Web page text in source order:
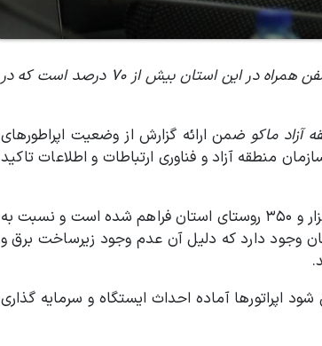
مدیرکل ارتباطات و فناوری اطلاعات آذربایجان‌غربی گفت: ضریب نفوذ تلفن همراه در این استان بیش از ۷۰ درصد است که در
آزاد ماکو ضمن ارائه گزارش از وضعیت اپراطورهای
منطقه آزاد و فناوری ارتباطات و اطلاعات تاکید
قاسم جلیلی نژاد با اشاره به اینكه تاكنون بستر اینترنت در بیش از یكهزار و ۳۵۰ روستای استان فراهم شده است و نسبت به
دارد که دلیل آن عدم وجود زیرساخت برق و
اپراتورها آماده احداث ایستگاه و سرمایه گذاری